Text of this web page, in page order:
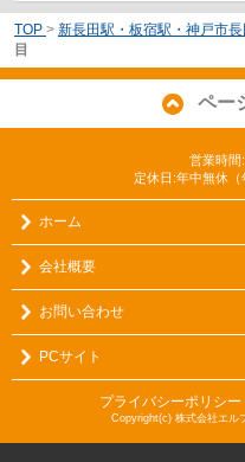
TOP > 新長田駅・板宿駅・神戸市
目
ペー
営業時間
定休日:年中無休（
ホーム
会社概要
お問い合わせ
PCサイト
プライバシーポリシー
Copyright(c) 株式会社エル